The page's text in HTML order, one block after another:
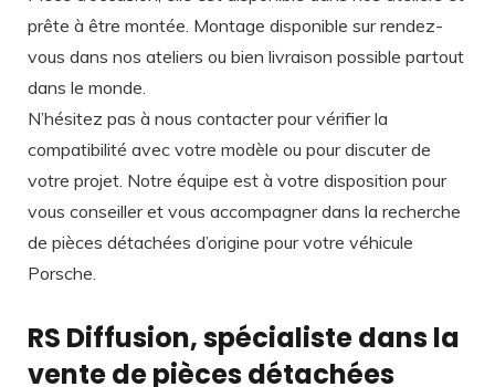
prête à être montée. Montage disponible sur rendez-
vous dans nos ateliers ou bien livraison possible partout
dans le monde.
N’hésitez pas à nous contacter pour vérifier la
compatibilité avec votre modèle ou pour discuter de
votre projet. Notre équipe est à votre disposition pour
vous conseiller et vous accompagner dans la recherche
de pièces détachées d’origine pour votre véhicule
Porsche.
RS Diffusion, spécialiste dans la
vente de pièces détachées